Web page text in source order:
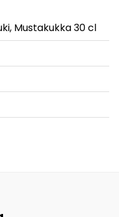
Mustakukka 30 cl